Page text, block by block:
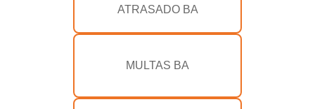
ATRASADO BA
MULTAS BA